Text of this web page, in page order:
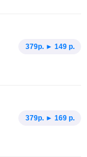
379p. ► 149 р.
379p. ► 169 р.